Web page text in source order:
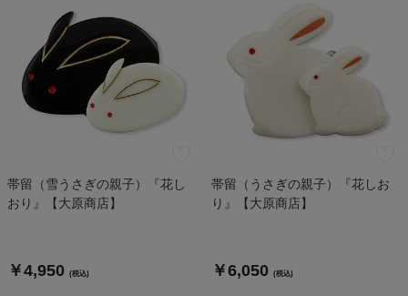
帯留（雪うさぎの親子）『花し
おり』【大原商店】
￥4,950 (税込)
帯留（うさぎの親子）『花しお
り』【大原商店】
￥6,050 (税込)